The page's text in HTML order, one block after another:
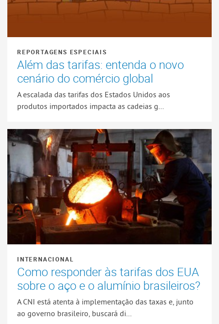
REPORTAGENS ESPECIAIS
Além das tarifas: entenda o novo
cenário do comércio global
A escalada das tarifas dos Estados Unidos aos
produtos importados impacta as cadeias g...
INTERNACIONAL
Como responder às tarifas dos EUA
sobre o aço e o alumínio brasileiros?
A CNI está atenta à implementação das taxas e, junto
ao governo brasileiro, buscará di...